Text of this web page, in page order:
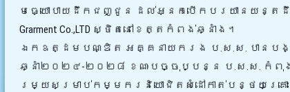
មធ្យោបាយដឹកជញ្ជូន ដល់អ្នកបើកបរយានយន្តដឹកក
Grarment Co.,LTD ស្ថិតនៅខេត្តកំពង់ឆ្នាំង។
ឯកឧត្ដមបណ្ឌិត អគ្គនាយករង ប.ស.ស. បានបង្ហ
ឆ្នាំ២០២៤-២០២៨ ខណៈបច្ចុប្បន្ន ប.ស.ស. កំពុ
រម្យសម្រាប់កម្មករនិយោជិតសំដៅកាត់បន្ថយគ្រ